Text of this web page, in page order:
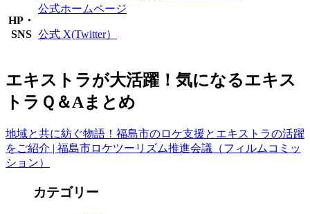
HP・
SNS
公式ホームページ
公式 X(Twitter）
エキストラが大活躍！気になるエキス
トラＱ＆Aまとめ
地域と共に紡ぐ物語！福島市のロケ支援とエキストラの活躍
をご紹介 | 福島市ロケツーリズム推進会議（フィルムコミッ
ション）
カテゴリー